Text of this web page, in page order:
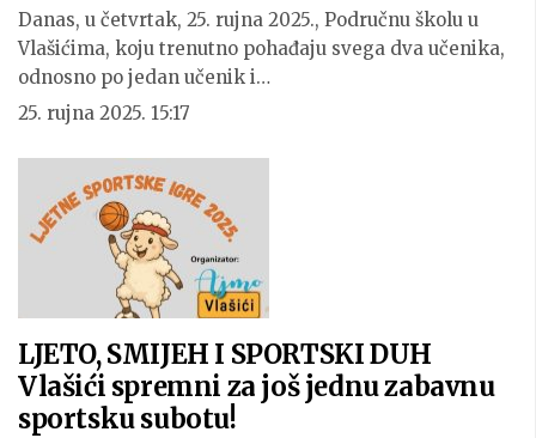
Danas, u četvrtak, 25. rujna 2025., Područnu školu u
Vlašićima, koju trenutno pohađaju svega dva učenika,
odnosno po jedan učenik i…
25. rujna 2025. 15:17
LJETO, SMIJEH I SPORTSKI DUH
Vlašići spremni za još jednu zabavnu
sportsku subotu!